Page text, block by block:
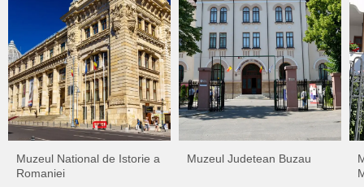
Muzeul National de Istorie a
Romaniei
Muzeul Judetean Buzau